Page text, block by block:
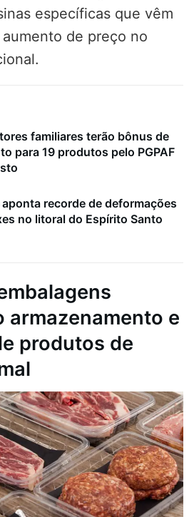
específicas que vêm
de preço no
familiares terão bônus de
para 19 produtos pelo PGPAF
recorde de deformações
no litoral do Espírito Santo
armazenamento e
produtos de